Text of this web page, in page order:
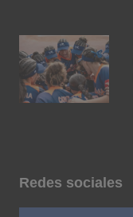
Redes sociales